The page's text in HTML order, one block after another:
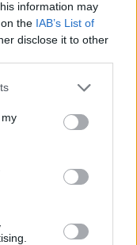
information may
the IAB’s List of
disclose it to other
път
вируси